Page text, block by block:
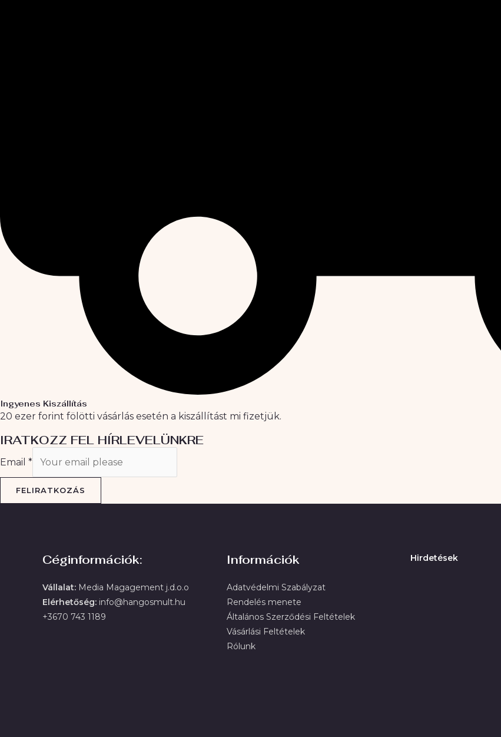
Ingyenes Kiszállítás
20 ezer forint fölötti vásárlás esetén a kiszállítást mi fizetjük.
IRATKOZZ FEL HÍRLEVELÜNKRE
Email *
FELIRATKOZÁS
Céginformációk:
Vállalat: Media Magagement j.d.o.o
Elérhetőség: info@hangosmult.hu
+3670 743 1189
Információk
Adatvédelmi Szabályzat
Rendelés menete
Általános Szerződési Feltételek
Vásárlási Feltételek
Rólunk
Hirdetések